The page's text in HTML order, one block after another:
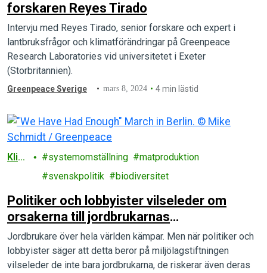
forskaren Reyes Tirado
Intervju med Reyes Tirado, senior forskare och expert i
lantbruksfrågor och klimatförändringar på Greenpeace
Research Laboratories vid universitetet i Exeter
(Storbritannien).
Greenpeace Sverige mars 8, 2024 4 min lästid
Klim
systemomställning
matproduktion
svenskpolitik
biodiversitet
Politiker och lobbyister vilseleder om
orsakerna till jordbrukarnas
lönsamhetsproblem
Jordbrukare över hela världen kämpar. Men när politiker och
lobbyister säger att detta beror på miljölagstiftningen
vilseleder de inte bara jordbrukarna, de riskerar även deras